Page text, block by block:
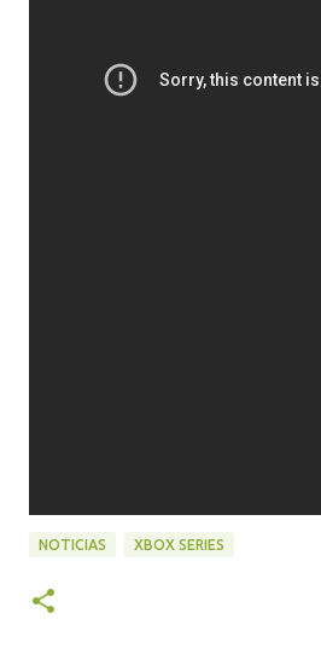
NOTICIAS XBOX SERIES